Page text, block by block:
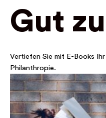
Gut
Vertiefen Sie mit E-Books
Philanthropie.